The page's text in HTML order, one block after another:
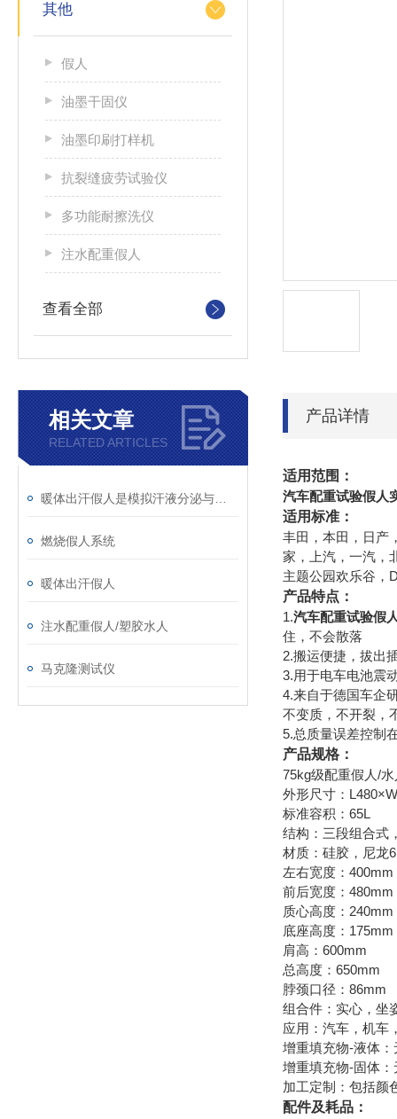
其他
假人
油墨干固仪
油墨印刷打样机
抗裂缝疲劳试验仪
多功能耐擦洗仪
注水配重假人
查看全部
相关文章
RELATED ARTICLES
燃烧假人系统
暖体出汗假人
注水配重假人/塑胶水人
马克隆测试仪
产品详情
适用范围：
汽车配重试验假人
适用标准：
丰田，本田，日产
家，上汽，一汽，
主题公园欢乐谷，
产品特点：
1.汽车配重试验假
住，不会散落
2.搬运便捷，拔出
3.用于电车电池震
4.来自于德国车企
不变质，不开裂，
5.总质量误差控制
产品规格：
75kg级配重假人/
外形尺寸：
标准容积：65L
结构：三段组合式
材质：硅胶，尼龙
左右宽度：400mm
前后宽度：480mm
质心高度：240mm
底座高度：175mm
肩高：600mm
总高度：650mm
脖颈口径：86mm
组合件：实心，坐
应用：汽车，机车
增重填充物-液体：
增重填充物-固体：
加工定制：包括颜
配件及耗品：